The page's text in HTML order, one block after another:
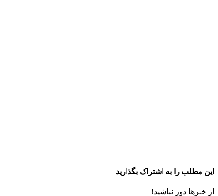
این مطلب را به اشتراک بگذارید
از خبرها دور نباشید!